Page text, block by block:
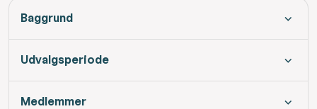
Baggrund
Udvalgsperiode
Medlemmer